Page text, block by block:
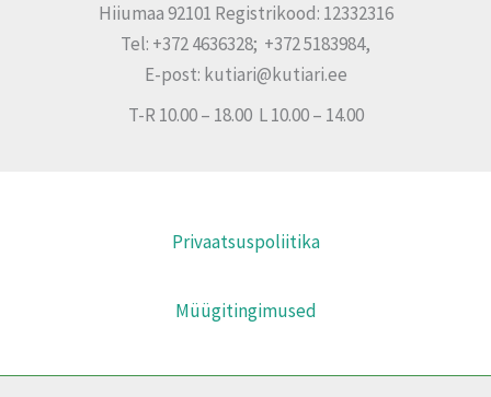
Hiiumaa 92101 Registrikood: 12332316
Tel: +372 4636328; +372 5183984,
E-post: kutiari@kutiari.ee
T-R 10.00 – 18.00 L 10.00 – 14.00
Privaatsuspoliitika
Müügitingimused